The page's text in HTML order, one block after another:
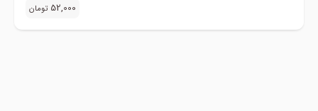
52,000 تومان